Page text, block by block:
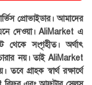
প্রোভাইডার। আমাদের
এনে দেওয়া। AliMarket এ
থেকে সংগৃহীত। অর্থাৎ
নয়। তাই AliMarket
গ্রাহক স্বার্থ রক্ষার্থে